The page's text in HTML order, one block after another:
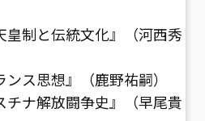
制と伝統文化』（河西秀
ス思想』（鹿野祐嗣）
ナ解放闘争史』（早尾貴